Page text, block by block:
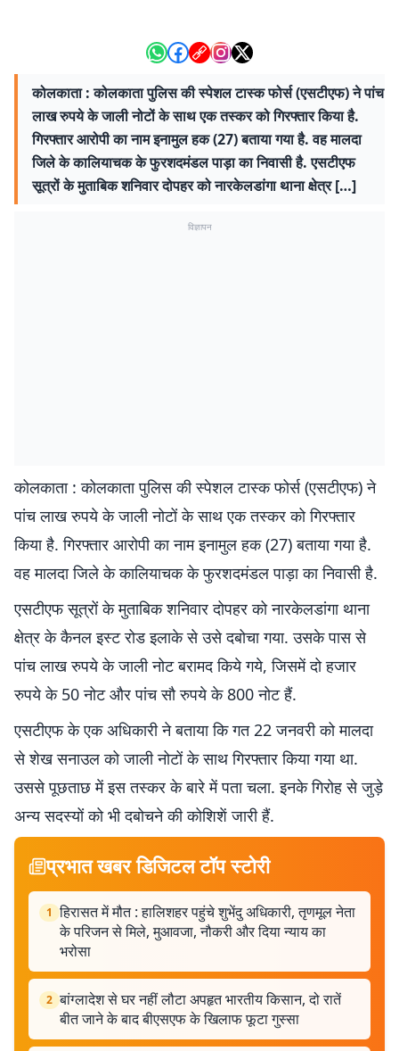
कोलकाता : कोलकाता पुलिस की स्पेशल टास्क फोर्स (एसटीएफ) ने पांच
लाख रुपये के जाली नोटों के साथ एक तस्कर को गिरफ्तार किया है.
गिरफ्तार आरोपी का नाम इनामुल हक (27) बताया गया है. वह मालदा
जिले के कालियाचक के फुरशदमंडल पाड़ा का निवासी है. एसटीएफ
सूत्रों के मुताबिक शनिवार दोपहर को नारकेलडांगा थाना क्षेत्र […]
विज्ञापन
कोलकाता : कोलकाता पुलिस की स्पेशल टास्क फोर्स (एसटीएफ) ने
पांच लाख रुपये के जाली नोटों के साथ एक तस्कर को गिरफ्तार
किया है. गिरफ्तार आरोपी का नाम इनामुल हक (27) बताया गया है.
वह मालदा जिले के कालियाचक के फुरशदमंडल पाड़ा का निवासी है.
एसटीएफ सूत्रों के मुताबिक शनिवार दोपहर को नारकेलडांगा थाना
क्षेत्र के कैनल इस्ट रोड इलाके से उसे दबोचा गया. उसके पास से
पांच लाख रुपये के जाली नोट बरामद किये गये, जिसमें दो हजार
रुपये के 50 नोट और पांच सौ रुपये के 800 नोट हैं.
एसटीएफ के एक अधिकारी ने बताया कि गत 22 जनवरी को मालदा
से शेख सनाउल को जाली नोटों के साथ गिरफ्तार किया गया था.
उससे पूछताछ में इस तस्कर के बारे में पता चला. इनके गिरोह से जुड़े
अन्य सदस्यों को भी दबोचने की कोशिशें जारी हैं.
प्रभात खबर डिजिटल टॉप स्टोरी
1 हिरासत में मौत : हालिशहर पहुंचे शुभेंदु अधिकारी, तृणमूल नेता
के परिजन से मिले, मुआवजा, नौकरी और दिया न्याय का
भरोसा
2 बांग्लादेश से घर नहीं लौटा अपहृत भारतीय किसान, दो रातें
बीत जाने के बाद बीएसएफ के खिलाफ फूटा गुस्सा